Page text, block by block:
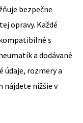
bezpečne
opravy. Každé
s
a dodávané
údaje, rozmery a
nižšie v